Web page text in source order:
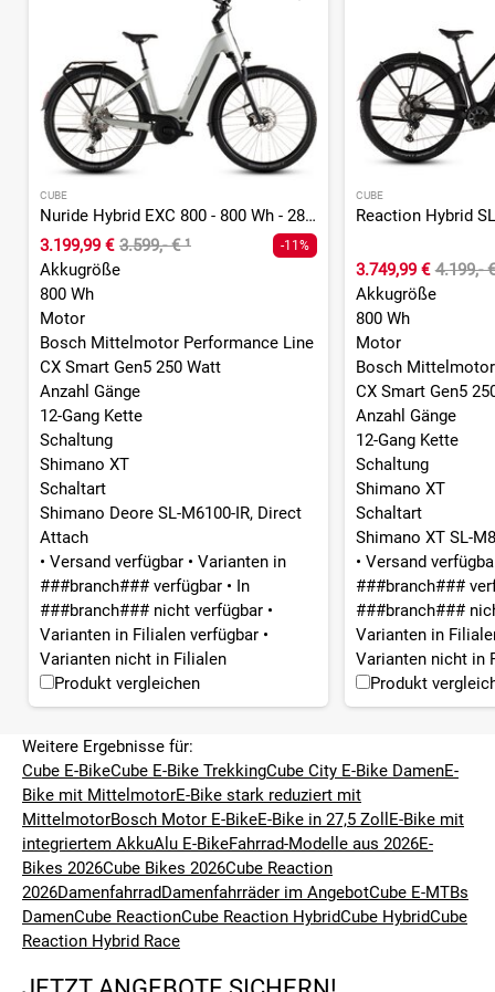
CUBE
Nuride Hybrid EXC 800 - 800 Wh - 28 Zoll - Tiefeinsteiger - 2026
3.199,99 € 3.599,- €¹ -11%
Akkugröße
800 Wh
Motor
Bosch Mittelmotor Performance Line
CX Smart Gen5 250 Watt
Anzahl Gänge
12-Gang Kette
Schaltung
Shimano XT
Schaltart
Shimano Deore SL-M6100-IR, Direct
Attach
• Versand verfügbar • Varianten in
###branch### verfügbar • In
###branch### nicht verfügbar •
Varianten in Filialen verfügbar •
Varianten nicht in Filialen
Produkt vergleichen
CUBE
3.749,99 € 4.199,-
Akkugröße
800 Wh
Motor
Bosch
CX Smart Gen5
Anzahl Gänge
12-Gang Kette
Schaltung
Shimano XT
Schaltart
Shimano XT SL-
• Versand
###branch###
###branch###
Varianten in
Varianten nicht in
Produkt
Weitere Ergebnisse für:
Cube E-BikeCube E-Bike TrekkingCube City E-Bike DamenE-
Bike mit MittelmotorE-Bike stark reduziert mit
MittelmotorBosch Motor E-BikeE-Bike in 27,5 Zoll E-Bike mit
integriertem AkkuAlu E-BikeFahrrad-Modelle aus 2026E-
Bikes 2026Cube Bikes 2026Cube Reaction
2026DamenfahrradDamenfahrräder im AngebotCube E-MTBs
DamenCube ReactionCube Reaction HybridCube HybridCube
Reaction Hybrid Race